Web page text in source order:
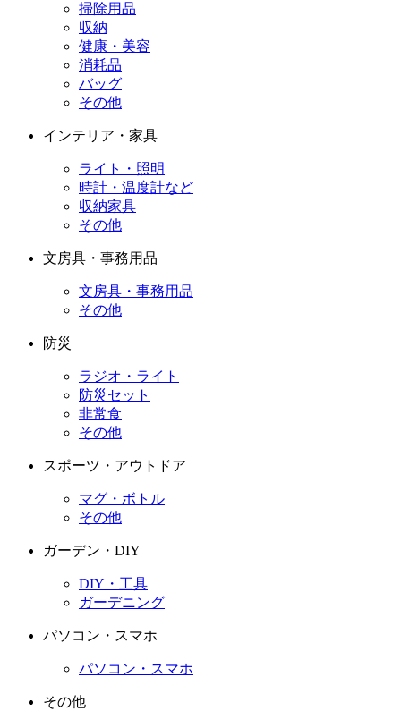
掃除用品
収納
健康・美容
消耗品
バッグ
その他
インテリア・家具
ライト・照明
時計・温度計など
収納家具
その他
文房具・事務用品
文房具・事務用品
その他
防災
ラジオ・ライト
防災セット
非常食
その他
スポーツ・アウトドア
マグ・ボトル
その他
ガーデン・DIY
DIY・工具
ガーデニング
パソコン・スマホ
パソコン・スマホ
その他